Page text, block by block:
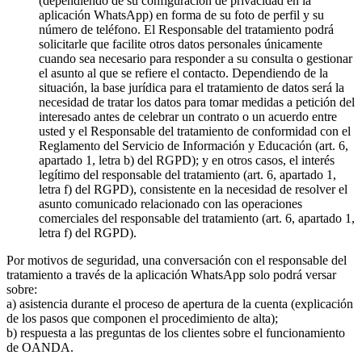
aplicación WhatsApp) en forma de su foto de perfil y su
número de teléfono. El Responsable del tratamiento podrá
solicitarle que facilite otros datos personales únicamente
cuando sea necesario para responder a su consulta o gestionar
el asunto al que se refiere el contacto. Dependiendo de la
situación, la base jurídica para el tratamiento de datos será la
necesidad de tratar los datos para tomar medidas a petición del
interesado antes de celebrar un contrato o un acuerdo entre
usted y el Responsable del tratamiento de conformidad con el
Reglamento del Servicio de Información y Educación (art. 6,
apartado 1, letra b) del RGPD); y en otros casos, el interés
legítimo del responsable del tratamiento (art. 6, apartado 1,
letra f) del RGPD), consistente en la necesidad de resolver el
asunto comunicado relacionado con las operaciones
comerciales del responsable del tratamiento (art. 6, apartado 1,
letra f) del RGPD).
Por motivos de seguridad, una conversación con el responsable del
tratamiento a través de la aplicación WhatsApp solo podrá versar
sobre:
a) asistencia durante el proceso de apertura de la cuenta (explicación
de los pasos que componen el procedimiento de alta);
b) respuesta a las preguntas de los clientes sobre el funcionamiento
de OANDA.